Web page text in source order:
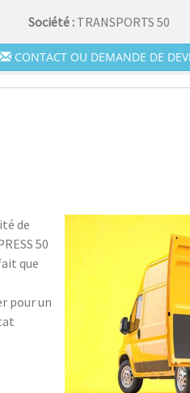
Société : TRANSPORTS 50
CONTACT OU DEMANDE DE
de
50
que
pour un